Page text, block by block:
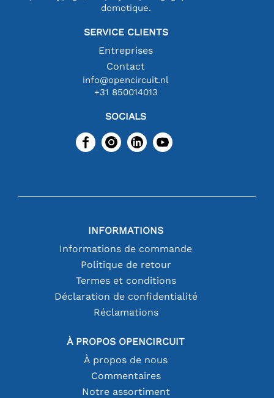
domotique.
SERVICE CLIENTS
Entreprises
Contact
info@opencircuit.nl
+31 850014013
SOCIALS
INFORMATIONS
Informations de commande
Politique de retour
Termes et conditions
Déclaration de confidentialité
Réclamations
À PROPOS OPENCIRCUIT
À propos de nous
Commentaires
Notre assortiment